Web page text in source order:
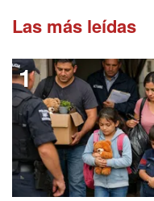
Las más leídas